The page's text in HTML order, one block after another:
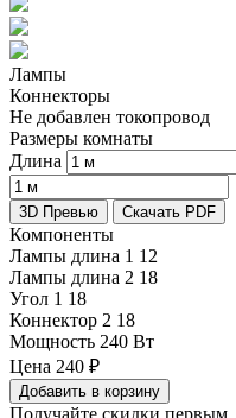
Лампы
Коннекторы
Не добавлен токопровод
Размеры комнаты
Длина
3D Превью Скачать PDF
Компоненты
Лампы длина 1 12
Лампы длина 2 18
Угол 1 18
Коннектор 2 18
Мощность 240 Вт
Цена 240 ₽
Добавить в корзину